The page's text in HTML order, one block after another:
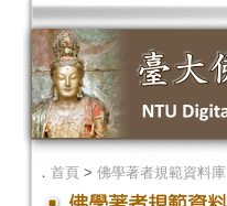
． 首頁> 佛學著者規範資料庫